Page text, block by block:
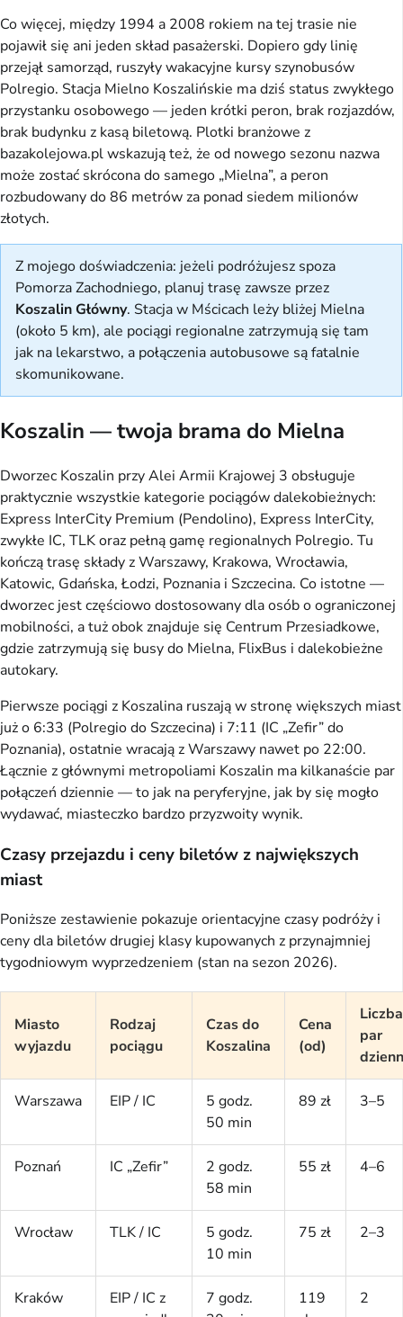
Co więcej, między 1994 a 2008 rokiem na tej trasie nie
pojawił się ani jeden skład pasażerski. Dopiero gdy linię
przejął samorząd, ruszyły wakacyjne kursy szynobusów
Polregio. Stacja Mielno Koszalińskie ma dziś status zwykłego
przystanku osobowego — jeden krótki peron, brak rozjazdów,
brak budynku z kasą biletową. Plotki branżowe z
bazakolejowa.pl wskazują też, że od nowego sezonu nazwa
może zostać skrócona do samego „Mielna”, a peron
rozbudowany do 86 metrów za ponad siedem milionów
złotych.
Z mojego doświadczenia: jeżeli podróżujesz spoza
Pomorza Zachodniego, planuj trasę zawsze przez
Koszalin Główny. Stacja w Mścicach leży bliżej Mielna
(około 5 km), ale pociągi regionalne zatrzymują się tam
jak na lekarstwo, a połączenia autobusowe są fatalnie
skomunikowane.
Koszalin — twoja brama do Mielna
Dworzec Koszalin przy Alei Armii Krajowej 3 obsługuje
praktycznie wszystkie kategorie pociągów dalekobieżnych:
Express InterCity Premium (Pendolino), Express InterCity,
zwykłe IC, TLK oraz pełną gamę regionalnych Polregio. Tu
kończą trasę składy z Warszawy, Krakowa, Wrocławia,
Katowic, Gdańska, Łodzi, Poznania i Szczecina. Co istotne —
dworzec jest częściowo dostosowany dla osób o ograniczonej
mobilności, a tuż obok znajduje się Centrum Przesiadkowe,
gdzie zatrzymują się busy do Mielna, FlixBus i dalekobieżne
autokary.
Pierwsze pociągi z Koszalina ruszają w stronę większych miast
już o 6:33 (Polregio do Szczecina) i 7:11 (IC „Zefir” do
Poznania), ostatnie wracają z Warszawy nawet po 22:00.
Łącznie z głównymi metropoliami Koszalin ma kilkanaście par
połączeń dziennie — to jak na peryferyjne, jak by się mogło
wydawać, miasteczko bardzo przyzwoity wynik.
Czasy przejazdu i ceny biletów z największych
miast
Poniższe zestawienie pokazuje orientacyjne czasy podróży i
ceny dla biletów drugiej klasy kupowanych z przynajmniej
tygodniowym wyprzedzeniem (stan na sezon 2026).
Miasto
wyjazdu
Rodzaj
pociągu
Czas do
Koszalina
Cena
(od)
Liczba
par
Warszawa EIP / IC
5 godz.
50 min
89 zł 3–5
Poznań IC „Zefir”
2 godz.
58 min
55 zł 4–6
Wrocław TLK / IC
5 godz.
10 min
75 zł 2–3
Kraków
EIP / IC z
7 godz.
119
2